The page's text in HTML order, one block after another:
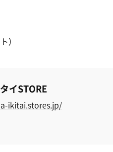
）
イSTORE
ikitai.stores.jp/